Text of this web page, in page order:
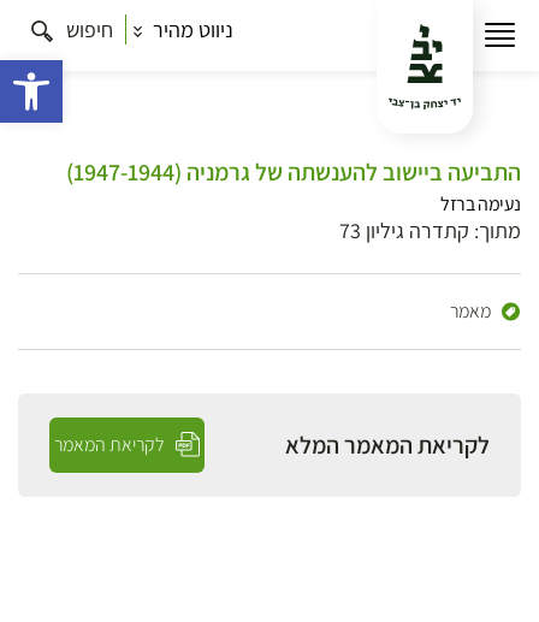
ניווט מהיר חיפוש
התביעה ביישוב להענשתה של גרמניה (1947-1944)
נעימה ברזל
מתוך: קתדרה גיליון 73
מאמר
לקריאת המאמר המלא לקריאת המאמר